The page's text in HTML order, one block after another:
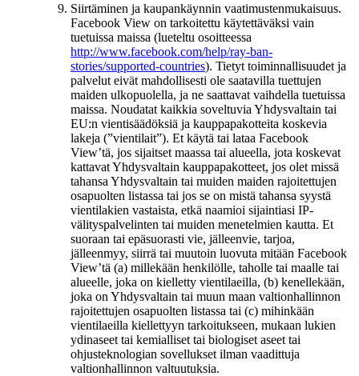
Siirtäminen ja kaupankäynnin vaatimustenmukaisuus.
Facebook View on tarkoitettu käytettäväksi vain
tuetuissa maissa (lueteltu osoitteessa
http://www.facebook.com/help/ray-ban-
stories/supported-countries). Tietyt toiminnallisuudet ja
palvelut eivät mahdollisesti ole saatavilla tuettujen
maiden ulkopuolella, ja ne saattavat vaihdella tuetuissa
maissa. Noudatat kaikkia soveltuvia Yhdysvaltain tai
EU:n vientisäädöksiä ja kauppapakotteita koskevia
lakeja (”vientilait”). Et käytä tai lataa Facebook
View’tä, jos sijaitset maassa tai alueella, jota koskevat
kattavat Yhdysvaltain kauppapakotteet, jos olet missä
tahansa Yhdysvaltain tai muiden maiden rajoitettujen
osapuolten listassa tai jos se on mistä tahansa syystä
vientilakien vastaista, etkä naamioi sijaintiasi IP-
välityspalvelinten tai muiden menetelmien kautta. Et
suoraan tai epäsuorasti vie, jälleenvie, tarjoa,
jälleenmyy, siirrä tai muutoin luovuta mitään Facebook
View’tä (a) millekään henkilölle, taholle tai maalle tai
alueelle, joka on kielletty vientilaeilla, (b) kenellekään,
joka on Yhdysvaltain tai muun maan valtionhallinnon
rajoitettujen osapuolten listassa tai (c) mihinkään
vientilaeilla kiellettyyn tarkoitukseen, mukaan lukien
ydinaseet tai kemialliset tai biologiset aseet tai
ohjusteknologian sovellukset ilman vaadittuja
valtionhallinnon valtuutuksia.